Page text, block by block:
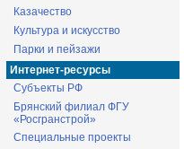
Казачество
Культура и искусство
Парки и пейзажи
Интернет-ресурсы
Субъекты РФ
Брянский филиал ФГУ
«Росгранстрой»
Специальные проекты